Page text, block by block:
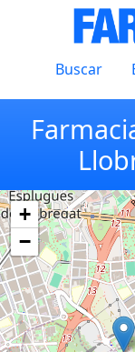
Buscar
+
−